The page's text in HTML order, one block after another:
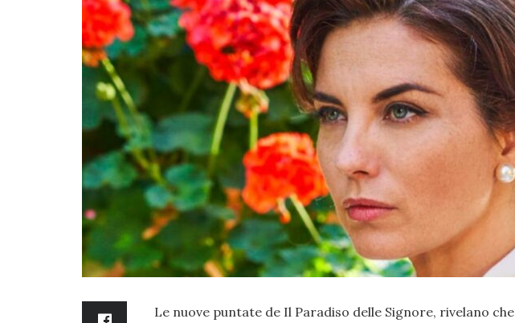
Le nuove puntate de Il Paradiso delle Signore, rivelano che